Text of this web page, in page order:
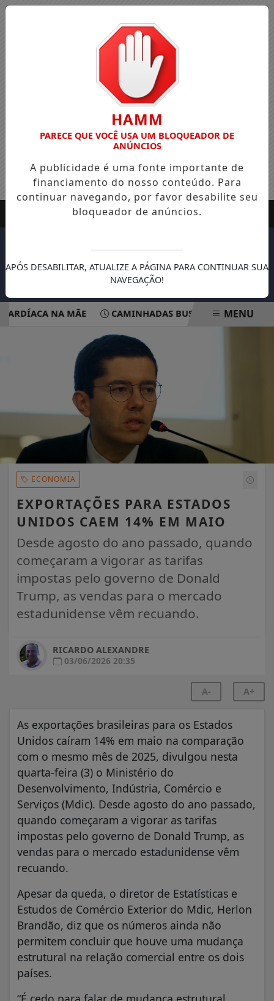
NA MÃE CAMINHADAS BUSCAM MENU
ECONOMIA
EXPORTAÇÕES PARA ESTADOS
UNIDOS CAEM 14% EM MAIO
Desde agosto do ano passado, quando
começaram a vigorar as tarifas
impostas pelo governo de Donald
Trump, as vendas para o mercado
estadunidense vêm recuando.
RICARDO ALEXANDRE
03/06/2026 20:35
A- A+
As exportações brasileiras para os Estados
Unidos caíram 14% em maio na comparação
com o mesmo mês de 2025, divulgou nesta
quarta-feira (3) o Ministério do
Desenvolvimento, Indústria, Comércio e
Serviços (Mdic). Desde agosto do ano passado,
quando começaram a vigorar as tarifas
impostas pelo governo de Donald Trump, as
vendas para o mercado estadunidense vêm
recuando.
Apesar da queda, o diretor de Estatísticas e
Estudos de Comércio Exterior do Mdic, Herlon
Brandão, diz que os números ainda não
permitem concluir que houve uma mudança
estrutural na relação comercial entre os dois
países.
HAMM
PARECE QUE VOCÊ USA UM BLOQUEADOR DE
ANÚNCIOS
A publicidade é uma fonte importante de
financiamento do nosso conteúdo. Para
continuar navegando, por favor desabilite seu
bloqueador de anúncios.
APÓS DESABILITAR, ATUALIZE A PÁGINA PARA CONTINUAR SUA
NAVEGAÇÃO!